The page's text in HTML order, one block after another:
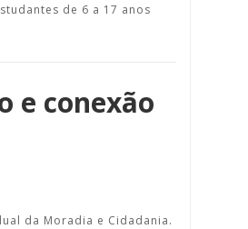
de 6 a 17 anos
e conexão
da Moradia e Cidadania.